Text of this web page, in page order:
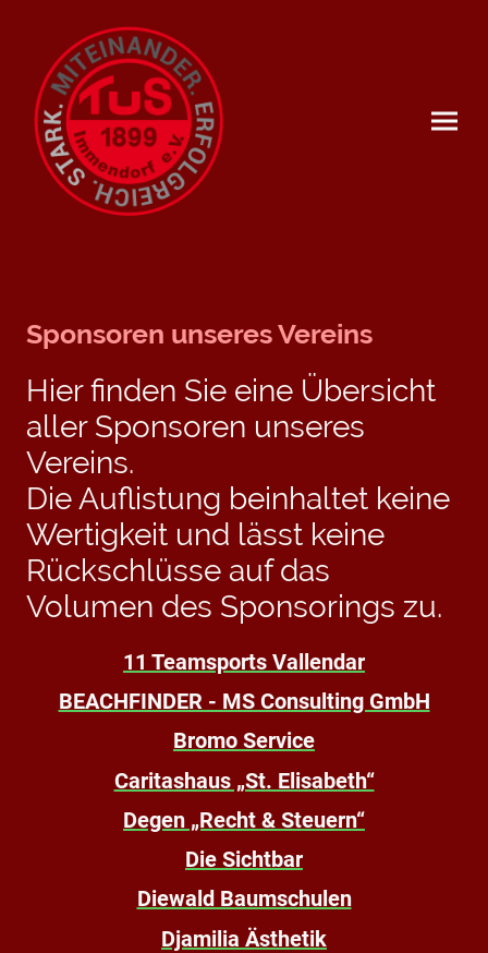
Sponsoren unseres Vereins
Hier finden Sie eine Übersicht
aller Sponsoren unseres
Vereins.
Die Auflistung beinhaltet keine
Wertigkeit und lässt keine
Rückschlüsse auf das
Volumen des Sponsorings zu.
11 Teamsports Vallendar
BEACHFINDER - MS Consulting GmbH
Bromo Service
Caritashaus „St. Elisabeth“
Degen „Recht & Steuern“
Die Sichtbar
Diewald Baumschulen
Djamilia Ästhetik